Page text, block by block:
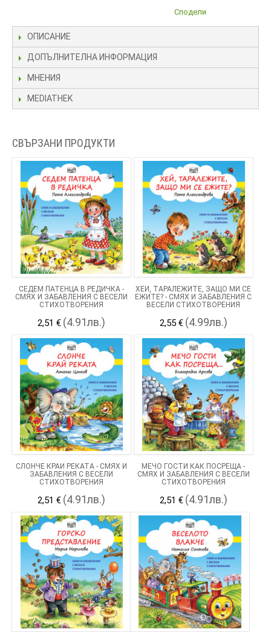
Сподели
ОПИСАНИЕ
ДОПЪЛНИТЕЛНА ИНФОРМАЦИЯ
МНЕНИЯ
MEDIATHEK
СВЪРЗАНИ ПРОДУКТИ
СЕДЕМ ПАТЕНЦА В РЕДИЧКА -
СМЯХ И ЗАБАВЛЕНИЯ С ВЕСЕЛИ
СТИХОТВОРЕНИЯ
2,51 € (4.91лв.)
ХЕЙ, ТАРАЛЕЖИТЕ, ЗАЩО МИ СЕ
ЕЖИТЕ? - СМЯХ И ЗАБАВЛЕНИЯ С
ВЕСЕЛИ СТИХОТВОРЕНИЯ
2,55 € (4.99лв.)
СЛОНЧЕ КРАЙ РЕКАТА - СМЯХ И
ЗАБАВЛЕНИЯ С ВЕСЕЛИ
СТИХОТВОРЕНИЯ
2,51 € (4.91лв.)
МЕЧО ГОСТИ КАК ПОСРЕЩА -
СМЯХ И ЗАБАВЛЕНИЯ С ВЕСЕЛИ
СТИХОТВОРЕНИЯ
2,51 € (4.91лв.)